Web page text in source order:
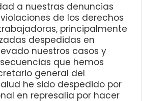
a nuestras denuncias
de los derechos
principalmente
despedidas en
nuestros casos y
que hemos
general del
he sido despedido por
en represalia por hacer